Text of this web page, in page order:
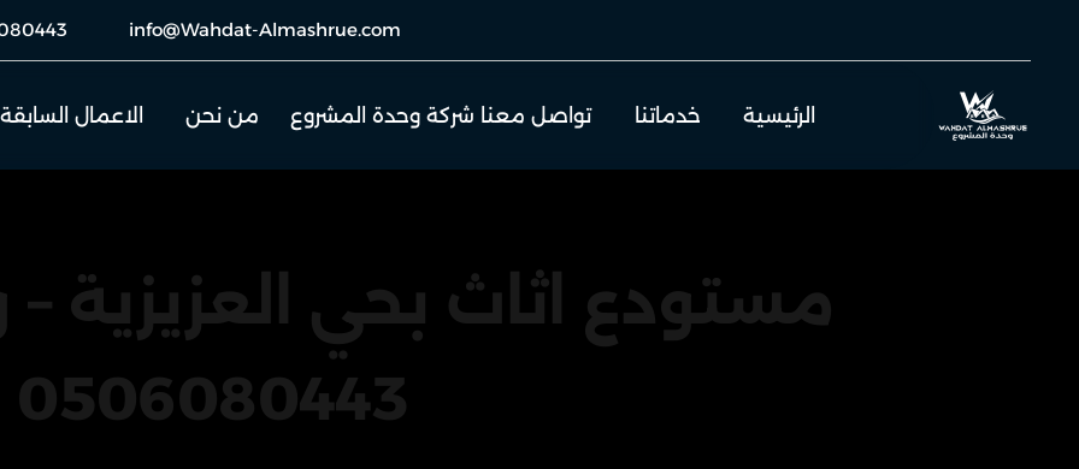
info@Wahdat-Almashrue.com
الرئيسية خدماتنا تواصل معنا شركة وحدة المشروع من نحن الاعمال السابقة
مستودع اثاث بحي العزيزية
0506080443